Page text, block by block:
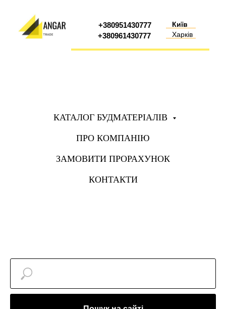
+380961430777
+380951430777
Київ
Харків
КАТАЛОГ БУДМАТЕРІАЛІВ
ПРО КОМПАНІЮ
ЗАМОВИТИ ПРОРАХУНОК
КОНТАКТИ